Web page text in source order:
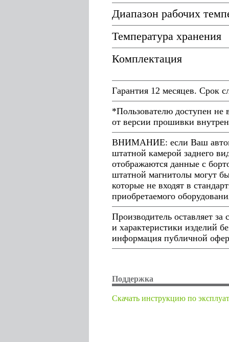
Диапазон рабочих
Температура хранения
Комплектация
Гарантия 12 месяцев. Срок
*Пользователю доступен не
от версии прошивки
ВНИМАНИЕ: если Ваш
штатной камерой заднего
отображаются данные с
штатной магнитолы могут
которые не входят в
приобретаемого
Производитель оставляет
и характеристики изделий
информация публичной
Поддержка
Cкачать инструкцию по